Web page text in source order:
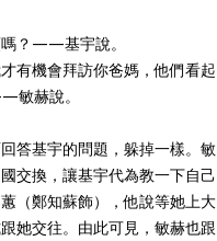
？——基宇說。
有機會拜訪你爸媽，他們看起
敏赫說。
答基宇的問題，躲掉一樣。敏
交換，讓基宇代為教一下自己
（鄭知蘇飾），他說等她上大
她交往。由此可見，敏赫也跟